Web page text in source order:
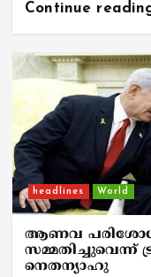
Continue
headlines World
ആണവ
സമ്മതിച്ചുവെന്ന്
നെതന്യാഹു